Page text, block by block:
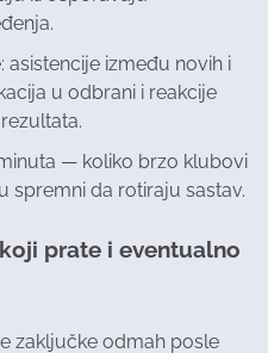
asistencije između novih i
u odbrani i reakcije
— koliko brzo klubovi
spremni da rotiraju sastav.
prate i eventualno
zaključke odmah posle